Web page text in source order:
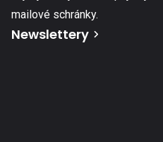
mailové schránky.
Newslettery